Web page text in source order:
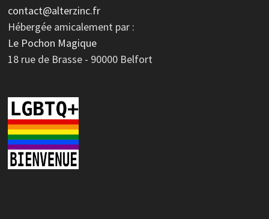
contact@alterzinc.fr
Hébergée amicalement par :
Le Pochon Magique
18 rue de Brasse - 90000 Belfort